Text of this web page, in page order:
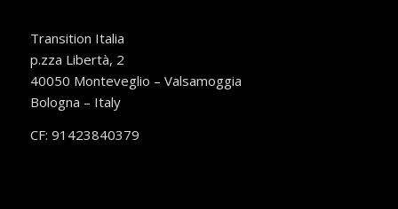
Transition Italia
p.zza Libertà, 2
40050 Monteveglio – Valsamoggia
Bologna – Italy
CF: 91423840379